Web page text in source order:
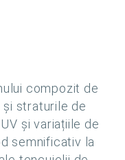
compozit de
straturile de
și variațiile de
semnificativ la